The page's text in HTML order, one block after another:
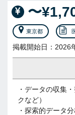
〜
東京都
掲載開始日：2026
・データの収集
クなど）
・探索的データ